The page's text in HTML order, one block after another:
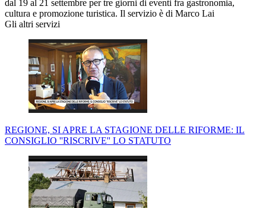
dal 19 al 21 settembre per tre giorni di eventi fra gastronomia,
cultura e promozione turistica. Il servizio è di Marco Lai
Gli altri servizi
REGIONE, SI APRE LA STAGIONE DELLE RIFORME: IL
CONSIGLIO ''RISCRIVE'' LO STATUTO